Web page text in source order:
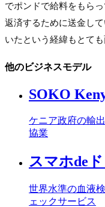
でポンドで給料をもら
返済するために送金し
いたという経緯もとても
他のビジネスモデル
SOKO
ケニア政府の輸
協業
スマホde
世界水準の血液
ェックサービス